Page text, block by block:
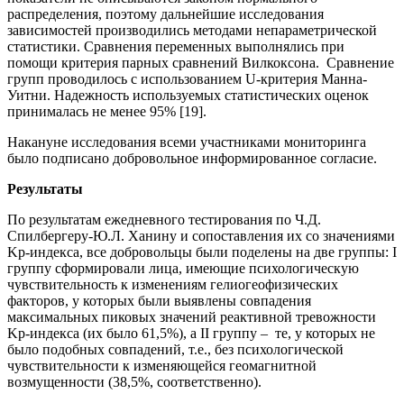
распределения, поэтому дальнейшие исследования
зависимостей производились методами непараметрической
статистики. Сравнения переменных выполнялись при
помощи критерия парных сравнений Вилкоксона. Сравнение
групп проводилось с использованием U-критерия Манна-
Уитни. Надежность используемых статистических оценок
принималась не менее 95% [19].
Накануне исследования всеми участниками мониторинга
было подписано добровольное информированное согласие.
Результаты
По результатам ежедневного тестирования по Ч.Д.
Спилбергеру-Ю.Л. Ханину и сопоставления их со значениями
Kp-индекса, все добровольцы были поделены на две группы: I
группу сформировали лица, имеющие психологическую
чувствительность к изменениям гелиогеофизических
факторов, у которых были выявлены совпадения
максимальных пиковых значений реактивной тревожности
Kp-индекса (их было 61,5%), а II группу – те, у которых не
было подобных совпадений, т.е., без психологической
чувствительности к изменяющейся геомагнитной
возмущенности (38,5%, соответственно).